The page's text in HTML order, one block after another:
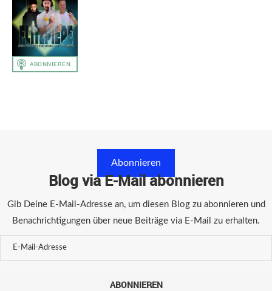
Abonnieren
Blog via E-Mail abonnieren
Gib Deine E-Mail-Adresse an, um diesen Blog zu abonnieren und
Benachrichtigungen über neue Beiträge via E-Mail zu erhalten.
ABONNIEREN